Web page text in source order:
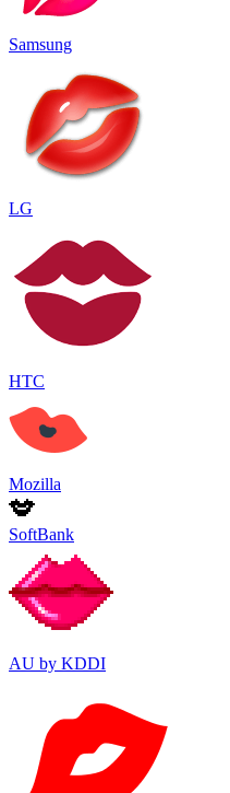
Samsung
LG
HTC
Mozilla
SoftBank
AU by KDDI